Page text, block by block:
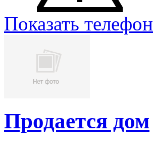
Показать телефон
Продается дом